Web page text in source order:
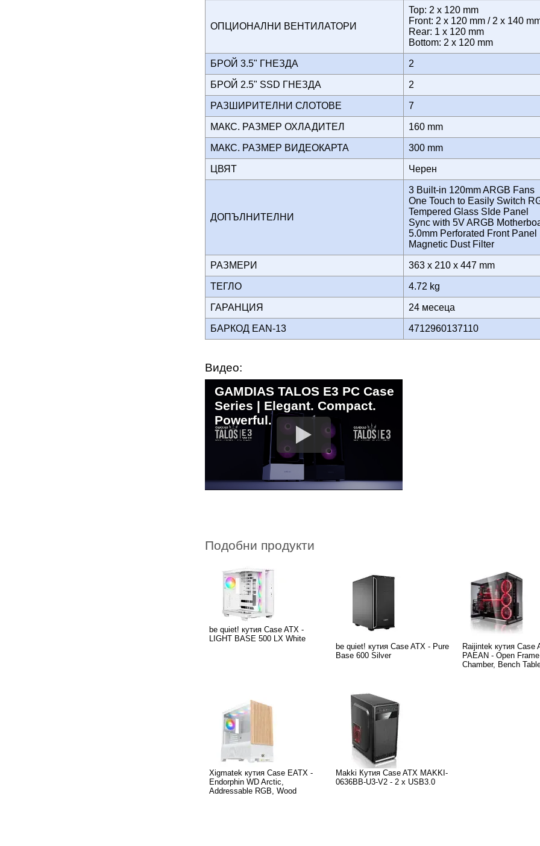
ОПЦИОНАЛНИ ВЕНТИЛАТОРИ
Top: 2 x 120 mm
Front: 2 x 120 mm / 2 x 140
Rear: 1 x 120 mm
Bottom: 2 x 120 mm
БРОЙ 3.5" ГНЕЗДА 2
БРОЙ 2.5" SSD ГНЕЗДА 2
РАЗШИРИТЕЛНИ СЛОТОВЕ 7
МАКС. РАЗМЕР ОХЛАДИТЕЛ 160 mm
МАКС. РАЗМЕР ВИДЕОКАРТА 300 mm
ЦВЯТ Черен
ДОПЪЛНИТЕЛНИ
3 Built-in 120mm ARGB Fans
One Touch to Easily Switch
Tempered Glass SIde Panel
Sync with 5V ARGB
5.0mm Perforated Front Panel
Magnetic Dust Filter
РАЗМЕРИ 363 x 210 x 447 mm
ТЕГЛО 4.72 kg
ГАРАНЦИЯ 24 месеца
БАРКОД EAN-13 4712960137110
Видео:
GAMDIAS TALOS E3 PC Case
Series | Elegant. Compact.
Powerful.
Подобни продукти
be quiet! кутия Case ATX -
LIGHT BASE 500 LX White
be quiet! кутия Case ATX - Pure
Base 600 Silver
Raijintek кутия Case
PAEAN - Open
Chamber, Bench
Xigmatek кутия Case EATX -
Endorphin WD Arctic,
Addressable RGB, Wood
Makki Кутия Case ATX MAKKI-
0636BB-U3-V2 - 2 x USB3.0